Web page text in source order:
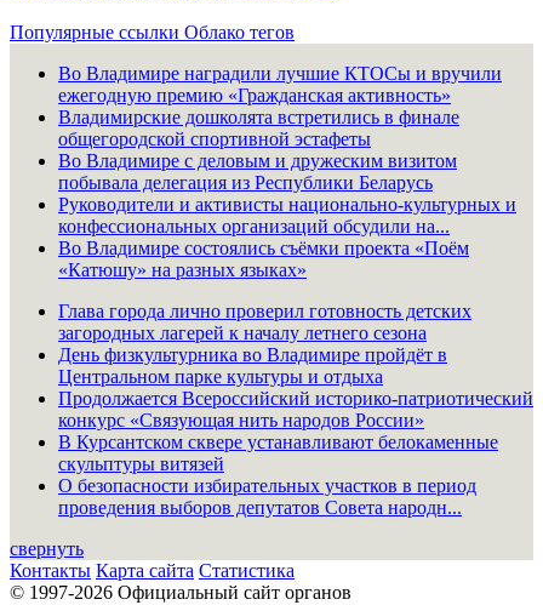
Популярные ссылки Облако тегов
Во Владимире наградили лучшие КТОСы и вручили
ежегодную премию «Гражданская активность»
Владимирские дошколята встретились в финале
общегородской спортивной эстафеты
Во Владимире с деловым и дружеским визитом
побывала делегация из Республики Беларусь
Руководители и активисты национально-культурных и
конфессиональных организаций обсудили на...
Во Владимире состоялись съёмки проекта «Поём
«Катюшу» на разных языках»
Глава города лично проверил готовность детских
загородных лагерей к началу летнего сезона
День физкультурника во Владимире пройдёт в
Центральном парке культуры и отдыха
Продолжается Всероссийский историко-патриотический
конкурс «Связующая нить народов России»
В Курсантском сквере устанавливают белокаменные
скульптуры витязей
О безопасности избирательных участков в период
проведения выборов депутатов Совета народн...
свернуть
Контакты Карта сайта Статистика
© 1997-2026 Официальный сайт органов